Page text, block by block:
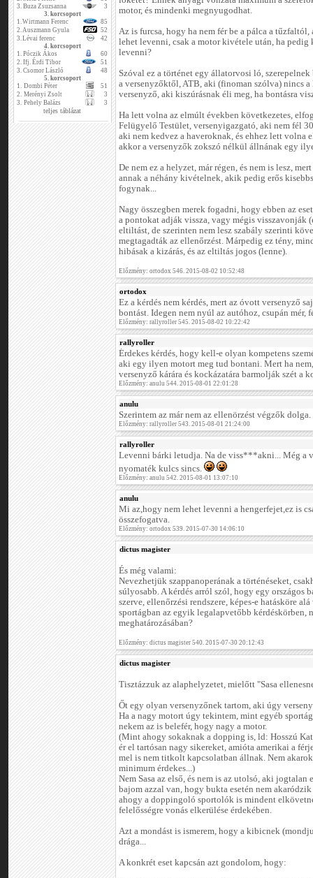
3. Buza Zsuzsanna
3
3. korcsoport
1.Wirtmann Ferenc
85
2.Auszmann Gyula
52
3.Lévai ferenc
42
4. korcsoport
1. Póczik Ákos
60
2. Ifj. Érdi Tibor
51
3. Csomor László
48
5. korcsoport
1. Dombi Péter
51
2. Merényi Zsolt
3
3. Pehely Balázs 3
teljes táblázat
motor, és mindenki megnyugodhat.
Az is furcsa, hogy ha nem fér be a pálca a
lehet levenni, csak a motor kivétele után, ha
levenni?
Szóval ez a történet egy állatorvosi ló,
a versenyzőktől, ATB, aki (finoman szólva) nincs a
versenyző, aki kiszúrásnak éli meg, ha bontásra
Ha lett volna az elmúlt években következetes,
Felügyelő Testület, versenyigazgató, aki nem fél
aki nem kedvez a haveroknak, és ehhez lett volna
akkor a versenyzők zokszó nélkül állnának egy
De nem ez a helyzet, már régen, és nem is lesz,
annak a néhány kivételnek, akik pedig erős
fogynak...
Nagy összegben merek fogadni, hogy ebben az
a pontokat adják vissza, vagy mégis visszavonják
eltiltást, de szerinten nem lesz szabály szerinti
megtagadták az ellenőrzést. Márpedig ez tény,
hibásak a kizárás, és az eltiltás jogos (lenne).
Előzmény: ortodox 546. 2015-08-02 10:52:48
ortodox
Ez a kérdés nem kérdés, mert az óvott versenyző
bontást. Idegen nem nyúl az autóhoz, csupán mér,
Előzmény: rallyroller 545. 2015-08-02 10:22:42
rallyroller
Érdekes kérdés, hogy kell-e olyan kompetens
aki egy ilyen motort meg tud bontani. Mert ha
versenyző kárára és kockázatára barmolják szét a
Előzmény: anulu 544. 2015-08-01 22:01:28
anulu
Szerintem az már nem az ellenörzést végzők dolga.
Előzmény: rallyroller 543. 2015-08-01 21:24:00
rallyroller
Levenni bárki letudja. Na de viss***akni... Még a
nyomaték kulcs sincs.
Előzmény: anulu 542. 2015-08-01 13:07:10
anulu
Mi az,hogy nem lehet levenni a hengerfejet,ez is
összefogatva.
Előzmény: ortodox 539. 2015-07-30 14:06:10
dictus magister
És még valami:
Nevezhetjük szappanoperának a történéseket,
súlyosabb. A kérdés arról szól, hogy egy országos
szerve, ellenőrzési rendszere, képes-e hatásköre
sportágban az egyik legalapvetőbb kérdéskörben,
meghatározásában?
Előzmény: dictus magister 540. 2015-07-30 20:12:43
dictus magister
Tisztázzuk az alaphelyzetet, mielőtt "Sasa
Őt egy olyan versenyzőnek tartom, aki úgy
Ha a nagy motort úgy tekintem, mint egyéb
nekem az is belefér, hogy nagy a motor.
(Mint ahogy sokaknak a dopping is, ld: Hosszú
ér el tartósan nagy sikereket, amióta amerikai a
mel is nem titkolt kapcsolatban állnak. Nem
minimum érdekes...)
Nem Sasa az első, és nem is az utolsó, aki
bajom azzal van, hogy bukta esetén nem
ahogy a doppingoló sportolók is mindent
felelősségre vonás elkerülése érdekében.
Azt a mondást is ismerem, hogy a kibicnek
drága...
A konkrét eset kapcsán azt gondolom, hogy: